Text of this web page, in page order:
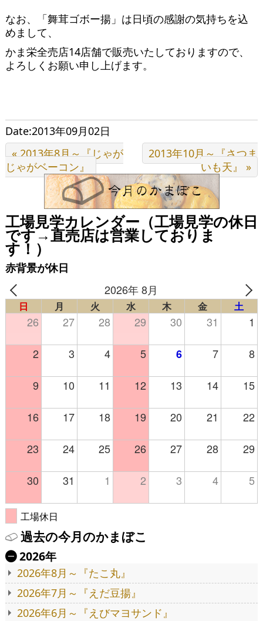
なお、「舞茸ゴボー揚」は日頃の感謝の気持ちを込
めまして、
かま栄全売店14店舗で販売いたしておりますので、
よろしくお願い申し上げます。
Date:2013年09月02日
« 2013年8月～『じゃが
じゃがベーコン』
2013年10月～『さつま
いも天』 »
工場見学カレンダー（工場見学の休日
です→直売店は営業しておりま
す！）
赤背景が休日
2026年 8月
日 月 火 水 木 金 土
26 27 28 29 30 31 1
2 3 4 5 6 7 8
9 10 11 12 13 14 15
16 17 18 19 20 21 22
23 24 25 26 27 28 29
30 31 1 2 3 4 5
工場休日
過去の今月のかまぼこ
Ä 2026年
2026年8月～『たこ丸』
2026年7月～『えだ豆揚』
2026年6月～『えびマヨサンド』